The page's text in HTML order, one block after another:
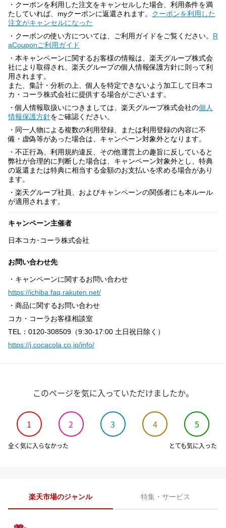
・クーポンを利用した注文をキャンセルした場合、利用条件を満
たしていれば、myクーポンに返還されます。 クーポンを利用した
注文がキャンセルになった
・クーポンの使い方については、ご利用ガイドをご覧ください。 R
aCouponご利用ガイド
・本キャンペーンに関するお客様の情報は、楽天グループ株式会
社により取得され、楽天グループの個人情報保護方針に則って利
用されます。
また、集計・分析の上、個人を特定できないよう加工して日本コ
カ・コーラ株式会社に提供する場合がございます。
・個人情報取扱いにつきましては、楽天グループ株式会社の個人
情報保護方針をご確認ください。
・同一人物による複数の利用登録、または利用登録の内容に不
備・虚偽等があった場合は、キャンペーン対象外となります。
・不正行為、利用規約違反、その他運営上の趣旨に反していると
弊社が合理的に判断した場合は、キャンペーン対象外とし、特典
の返還または特典に相当する金額のお支払いを求める場合があり
ます。
・楽天グループ社員、およびキャンペーンの関係者にも本ルール
が適用されます。
キャンペーン主催者
日本コカ･コーラ株式会社
お問い合わせ先
・キャンペーンに関するお問い合わせ
https://ichiba.faq.rakuten.net/
・商品に関するお問い合わせ
コカ・コーラお客様相談室
TEL：0120-308509（9:30-17:00 土日祝日除く）
https://j.cocacola.co.jp/info/
このページを気に入っていただけましたか。
1 2 3 4 5
全く気に入らなかった とても気に入った
楽天市場のジャンル 特集・サービス